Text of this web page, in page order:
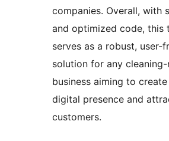
companies. Overall, with
and optimized code, this
serves as a robust, user-
solution for any
business aiming to
digital presence and
customers.